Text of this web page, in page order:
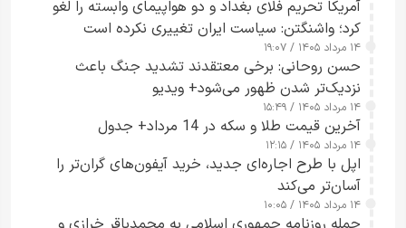
آمریکا تحریم فلای بغداد و دو هواپیمای وابسته را لغو
کرد؛ واشنگتن: سیاست ایران تغییری نکرده است
۱۴ مرداد ۱۴۰۵ / ۱۹:۰۷
حسن روحانی: برخی معتقدند تشدید جنگ باعث
نزدیک‌تر شدن ظهور می‌شود+ ویدیو
۱۴ مرداد ۱۴۰۵ / ۱۵:۴۹
آخرین قیمت طلا و سکه در 14 مرداد+ جدول
۱۴ مرداد ۱۴۰۵ / ۱۲:۱۵
اپل با طرح اجاره‌ای جدید، خرید آیفون‌های گران‌تر را
آسان‌تر می‌کند
۱۴ مرداد ۱۴۰۵ / ۱۰:۰۵